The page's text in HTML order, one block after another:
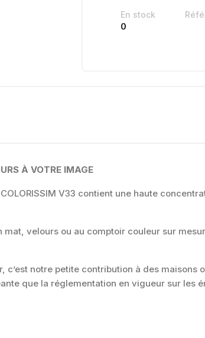
En stock
0
À VOTRE IMAGE
V33 contient une haute
velours ou au comptoir couleur sur
notre petite contribution à des maisons
que la réglementation en vigueur sur les